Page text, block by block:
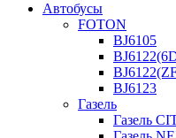
Автобусы
FOTON
BJ6105
BJ6123
Газель
Газель